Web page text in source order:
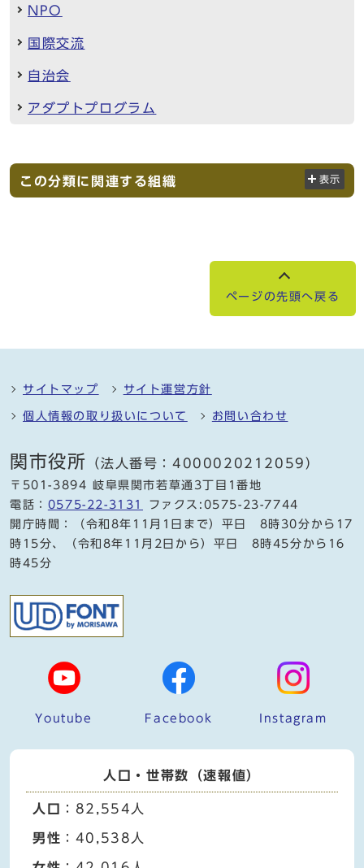
NPO
国際交流
自治会
アダプトプログラム
この分類に関連する組織 表示
ページの先頭へ戻る
サイトマップ サイト運営方針
個人情報の取り扱いについて お問い合わせ
関市役所 （法人番号：4000020212059）
〒501-3894 岐阜県関市若草通3丁目1番地
電話： 0575-22-3131
ファクス:0575-23-7744
開庁時間：（令和8年11月1日まで）平日 8時30分から17
時15分、（令和8年11月2日から）平日 8時45分から16
時45分
Youtube Facebook Instagram
人口・世帯数（速報値）
人口 ：82,554人
男性 ：40,538人